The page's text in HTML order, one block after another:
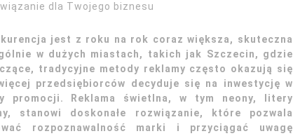
dla Twojego biznesu
jest z roku na rok coraz większa, skuteczna
w dużych miastach, takich jak Szczecin, gdzie
tradycyjne metody reklamy często okazują się
przedsiębiorców decyduje się na inwestycję w
promocji. Reklama świetlna, w tym neony, litery
stanowi doskonałe rozwiązanie, które pozwala
rozpoznawalność marki i przyciągać uwagę